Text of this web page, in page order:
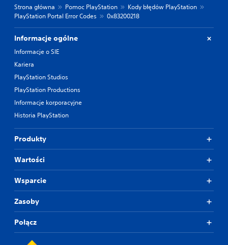
Strona główna Pomoc PlayStation
Kody błędów PlayStation
PlayStation Portal Error Codes
0x83200218
Informacje ogólne
Informacje o SIE
Kariera
PlayStation Studios
PlayStation Productions
Informacje korporacyjne
Historia PlayStation
Produkty
Wartości
Wsparcie
Zasoby
Połącz